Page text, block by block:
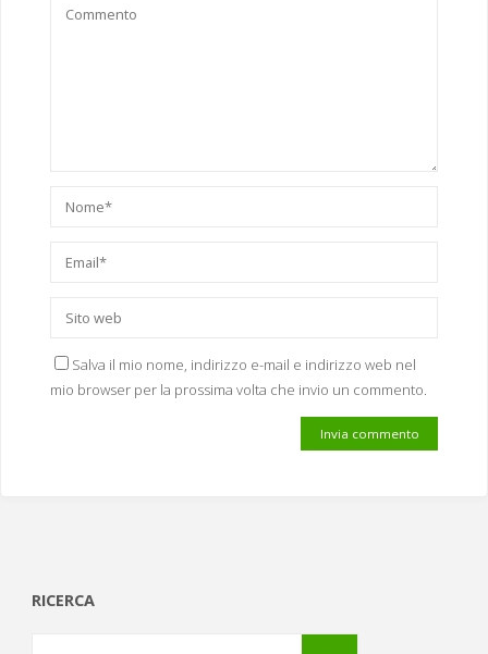
Salva il mio nome, indirizzo e-mail e indirizzo web nel
mio browser per la prossima volta che invio un commento.
RICERCA